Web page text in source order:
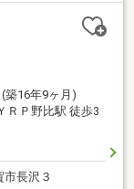
築16年9ヶ月)
ＲＰ野比駅 徒歩3
長沢３